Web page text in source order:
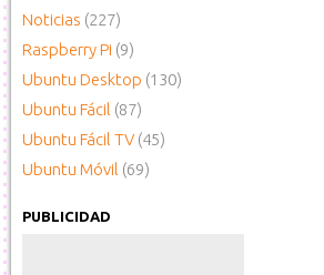
Noticias (227)
Raspberry Pi (9)
Ubuntu Desktop (130)
Ubuntu Fácil (87)
Ubuntu Fácil TV (45)
Ubuntu Móvil (69)
PUBLICIDAD